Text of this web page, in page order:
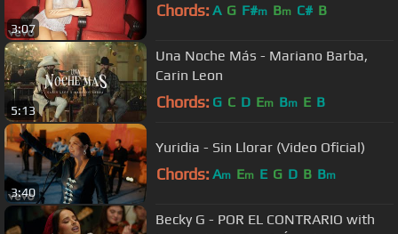
3:07
Chords: A G F#m Bm C# B
5:13
Una Noche Más - Mariano Barba,
Carin Leon
Chords: G C D Em Bm E B
3:40
Yuridia - Sin Llorar (Video Oficial)
Chords: Am Em E G D B Bm
Becky G - POR EL CONTRARIO with